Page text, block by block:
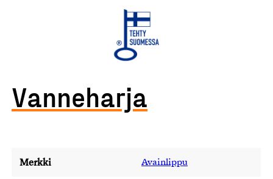
Vanneharja
Merkki Avainlippu